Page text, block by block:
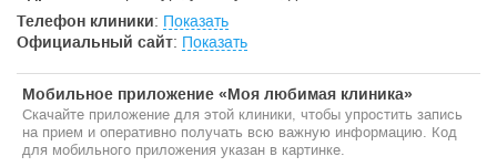
Телефон клиники: Показать
Официальный сайт: Показать
Мобильное приложение «Моя любимая клиника»
Скачайте приложение для этой клиники, чтобы упростить запись
на прием и оперативно получать всю важную информацию. Код
для мобильного приложения указан в картинке.